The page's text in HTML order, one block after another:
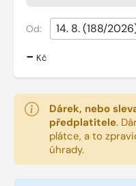
Od:
- Kč
Dárek, nebo
předplatitele.
plátce, a to
úhrady.